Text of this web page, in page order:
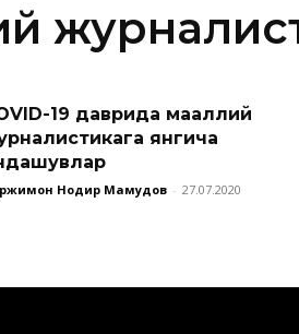
19 даврида маҳаллий
янгича
Нодир Маҳмудов - 27.07.2020